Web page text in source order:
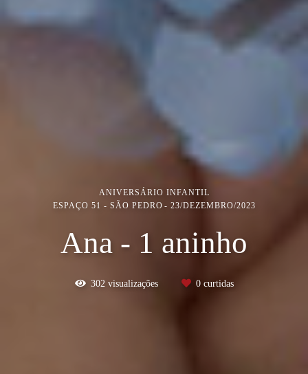
ANIVERSÁRIO INFANTIL
ESPAÇO 51 - SÃO PEDRO
23/DEZEMBRO/2023
Ana - 1 aninho
302 visualizações 0curtidas